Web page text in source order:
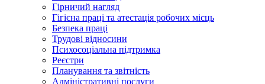
Гірничий нагляд
Гігієна праці та атестація робочих місць
Безпека праці
Трудові відносини
Психосоціальна підтримка
Реєстри
Планування та звітність
Адміністративні послуги